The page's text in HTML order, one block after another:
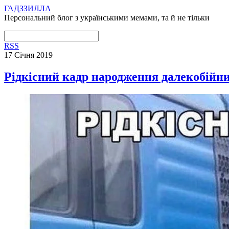
ГАДЗЗИЛЛА
Персональний блог з українськими мемами, та й не тільки
RSS
17 Січня 2019
Рідкісний кадр народження